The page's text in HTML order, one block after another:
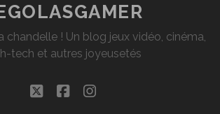
chandelle ! Un blog jeux vidéo, cinéma,
tech et autres joyeusetés
twitterfacebookinstagram